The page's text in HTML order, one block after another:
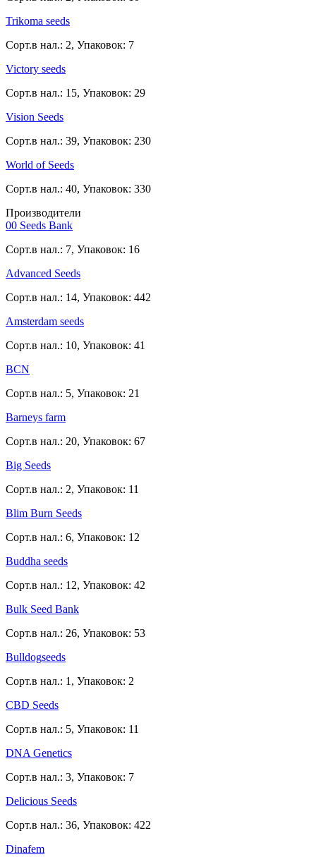
Trikoma seeds
Сорт.в нал.: 2, Упаковок: 7
Victory seeds
Сорт.в нал.: 15, Упаковок: 29
Vision Seeds
Сорт.в нал.: 39, Упаковок: 230
World of Seeds
Сорт.в нал.: 40, Упаковок: 330
Производители
00 Seeds Bank
Сорт.в нал.: 7, Упаковок: 16
Advanced Seeds
Сорт.в нал.: 14, Упаковок: 442
Amsterdam seeds
Сорт.в нал.: 10, Упаковок: 41
BCN
Сорт.в нал.: 5, Упаковок: 21
Barneys farm
Сорт.в нал.: 20, Упаковок: 67
Big Seeds
Сорт.в нал.: 2, Упаковок: 11
Blim Burn Seeds
Сорт.в нал.: 6, Упаковок: 12
Buddha seeds
Сорт.в нал.: 12, Упаковок: 42
Bulk Seed Bank
Сорт.в нал.: 26, Упаковок: 53
Bulldogseeds
Сорт.в нал.: 1, Упаковок: 2
CBD Seeds
Сорт.в нал.: 5, Упаковок: 11
DNA Genetics
Сорт.в нал.: 3, Упаковок: 7
Delicious Seeds
Сорт.в нал.: 36, Упаковок: 422
Dinafem